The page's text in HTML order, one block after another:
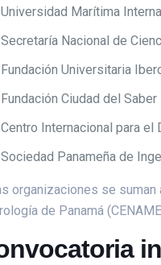
Universidad Marítima
Secretaría Nacional de
Fundación Universitaria
Fundación Ciudad del Saber
Centro Internacional para el
Sociedad Panameña de
organizaciones se
de Panamá